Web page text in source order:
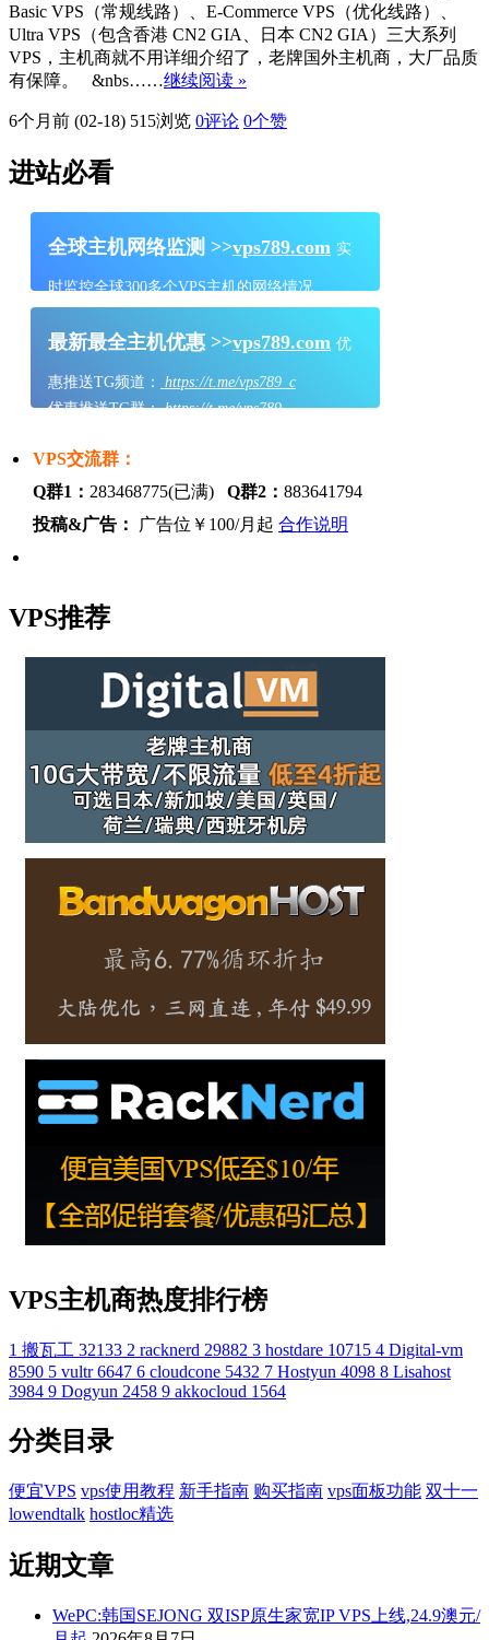
Basic VPS（常规线路）、E-Commerce VPS（优化线路）、
Ultra VPS（包含香港 CN2 GIA、日本 CN2 GIA）三大系列
VPS，主机商就不用详细介绍了，老牌国外主机商，大厂品质
有保障。 &nbs……继续阅读 »
6个月前 (02-18) 515浏览 0评论 0个赞
进站必看
全球主机网络监测 >>vps789.com 实
时监控全球300多个VPS主机的网络情况
最新最全主机优惠 >>vps789.com 优
惠推送TG频道：
https://t.me/vps789_c
优惠推送TG群：https://t.me/vps789
VPS交流群：
Q群1： 283468775(已满) Q群2： 883641794
投稿&广告：
广告位￥100/月起 合作说明
VPS推荐
VPS主机商热度排行榜
1 搬瓦工 32133 2 racknerd 29882 3 hostdare 10715 4 Digital-vm
8590 5 vultr 6647 6 cloudcone 5432 7 Hostyun 4098 8 Lisahost
3984 9 Dogyun 2458 9 akkocloud 1564
分类目录
便宜VPS vps使用教程 新手指南 购买指南 vps面板功能 双十一
lowendtalk hostloc精选
近期文章
WePC:韩国SEJONG 双ISP原生家宽IP VPS上线,24.9澳元/